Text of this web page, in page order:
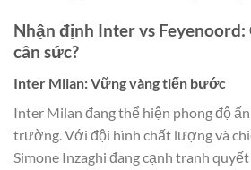
Nhận định Inter vs
cân sức?
Inter Milan: Vững vàng tiến bước
Inter Milan đang thể hiện phong độ
trường. Với đội hình chất lượng và
Simone Inzaghi đang cạnh tranh